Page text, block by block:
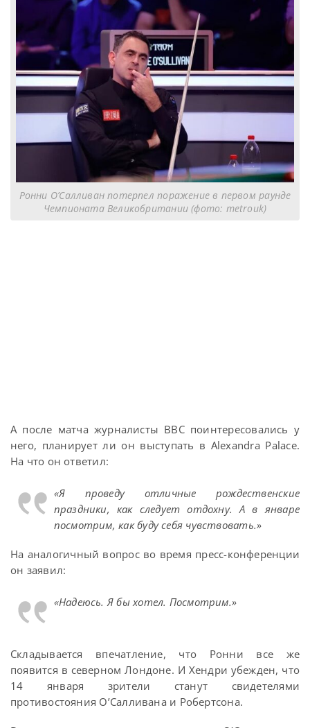
Ронни О’Салливан потерпел поражение в первом раунде
Чемпионата Великобритании (фото: metrouk)
А после матча журналисты BBC поинтересовались у
него, планирует ли он выступать в Alexandra Palace.
На что он ответил:
«Я проведу отличные рождественские
праздники, как следует отдохну. А в январе
посмотрим, как буду себя чувствовать.»
На аналогичный вопрос во время пресс-конференции
он заявил:
«Надеюсь. Я бы хотел. Посмотрим.»
Складывается впечатление, что Ронни все же
появится в северном Лондоне. И Хендри убежден, что
14 января зрители станут свидетелями
противостояния О’Салливана и Робертсона.